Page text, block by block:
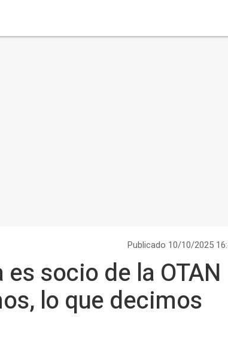
Publicado 10/10/2025
socio de la OTAN
lo que decimos